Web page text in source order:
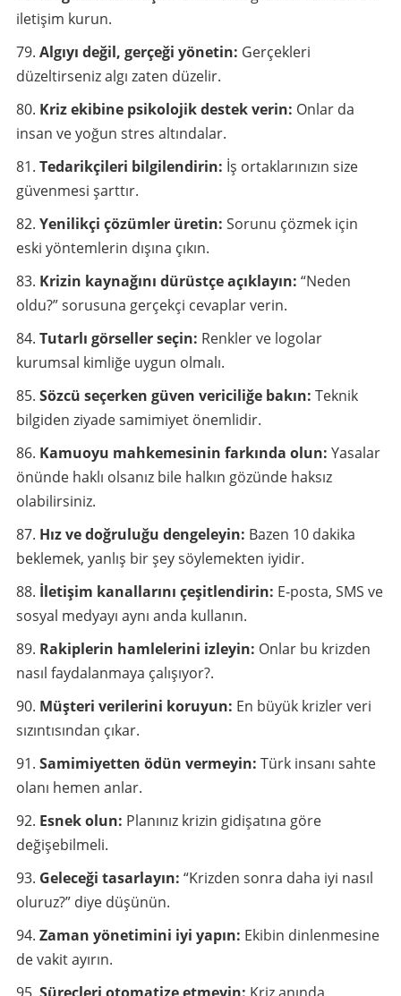
iletişim kurun.
Algıyı değil, gerçeği yönetin: Gerçekleri
düzeltirseniz algı zaten düzelir.
Kriz ekibine psikolojik destek verin: Onlar da
insan ve yoğun stres altındalar.
Tedarikçileri bilgilendirin: İş ortaklarınızın size
güvenmesi şarttır.
Yenilikçi çözümler üretin: Sorunu çözmek için
eski yöntemlerin dışına çıkın.
Krizin kaynağını dürüstçe açıklayın: “Neden
oldu?” sorusuna gerçekçi cevaplar verin.
Tutarlı görseller seçin: Renkler ve logolar
kurumsal kimliğe uygun olmalı.
Sözcü seçerken güven vericiliğe bakın: Teknik
bilgiden ziyade samimiyet önemlidir.
Kamuoyu mahkemesinin farkında olun: Yasalar
önünde haklı olsanız bile halkın gözünde haksız
olabilirsiniz.
Hız ve doğruluğu dengeleyin: Bazen 10 dakika
beklemek, yanlış bir şey söylemekten iyidir.
İletişim kanallarını çeşitlendirin: E-posta, SMS ve
sosyal medyayı aynı anda kullanın.
Rakiplerin hamlelerini izleyin: Onlar bu krizden
nasıl faydalanmaya çalışıyor?.
Müşteri verilerini koruyun: En büyük krizler veri
sızıntısından çıkar.
Samimiyetten ödün vermeyin: Türk insanı sahte
olanı hemen anlar.
Esnek olun: Planınız krizin gidişatına göre
değişebilmeli.
Geleceği tasarlayın: “Krizden sonra daha iyi nasıl
oluruz?” diye düşünün.
Zaman yönetimini iyi yapın: Ekibin dinlenmesine
de vakit ayırın.